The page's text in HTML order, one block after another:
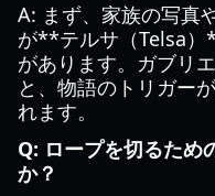
A: まず、家族の写真
が**テルサ（Telsa
があります。ガブリ
と、物語のトリガー
れます。
Q: ロープを切るため
か？